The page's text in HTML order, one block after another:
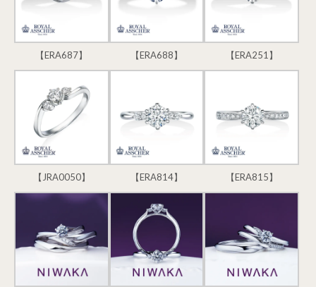
【ERA687】 【ERA688】 【ERA251】
【JRA0050】 【ERA814】 【ERA815】